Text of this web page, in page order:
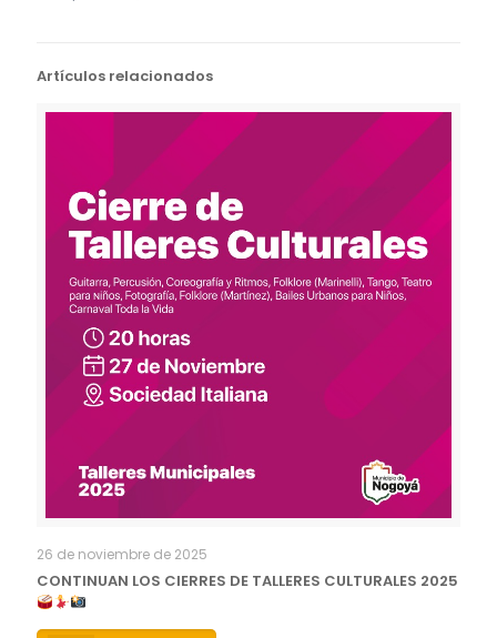
Artículos relacionados
26 de noviembre de 2025
CONTINUAN LOS CIERRES DE TALLERES CULTURALES 2025